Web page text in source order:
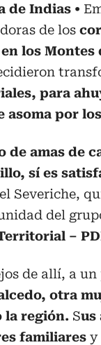
de Indias
de los
los Montes
para
asoma por
de amas de
sí es
Severiche,
del
–
de allí, a un
otra
la región. Sus
familiares y